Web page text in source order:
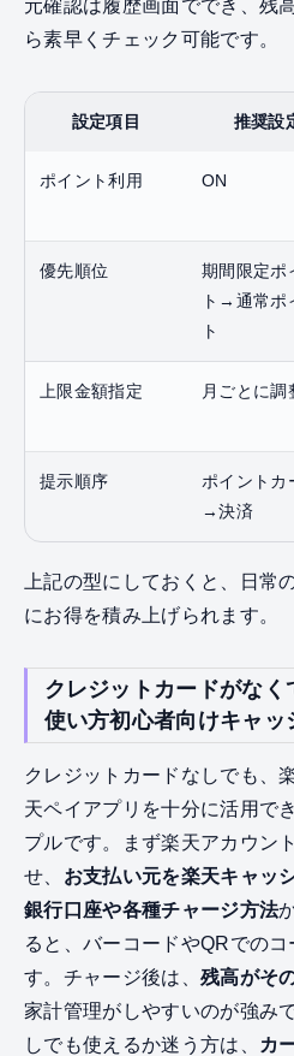
元確認は履歴画面ででき、残
ら素早くチェック可能です。
設定項目 推奨設
ポイント利用 ON
優先順位
期間限定ポ
ト→通常ポ
ト
上限金額指定 月ごとに調
提示順序
ポイントカ
→決済
上記の型にしておくと、日常
にお得を積み上げられます。
クレジットカードがな
使い方初心者向けキャッ
クレジットカードなしでも、
天ペイアプリを十分に活用で
プルです。まず楽天アカウン
せ、 お支払い元を楽天キャッ
銀行口座や各種チャージ方法
ると、バーコードやQRでの
す。チャージ後は、 残高がそ
家計管理がしやすいのが強み
しでも使えるか迷う方は、
カ